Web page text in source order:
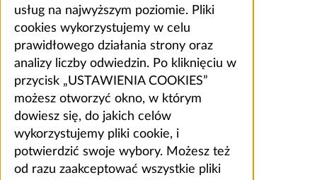
usług na najwyższym poziomie. Pliki
cookies wykorzystujemy w celu
prawidłowego działania strony oraz
analizy liczby odwiedzin. Po kliknięciu w
przycisk „USTAWIENIA COOKIES”
możesz otworzyć okno, w którym
dowiesz się, do jakich celów
wykorzystujemy pliki cookie, i
potwierdzić swoje wybory. Możesz też
od razu zaakceptować wszystkie pliki